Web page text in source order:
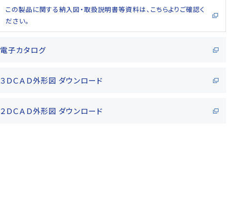
この製品に関する納入図・取扱説明書等資料は、こちらよりご確認く
ださい。
電子カタログ
３ＤＣＡＤ外形図 ダウンロード
２ＤＣＡＤ外形図 ダウンロード